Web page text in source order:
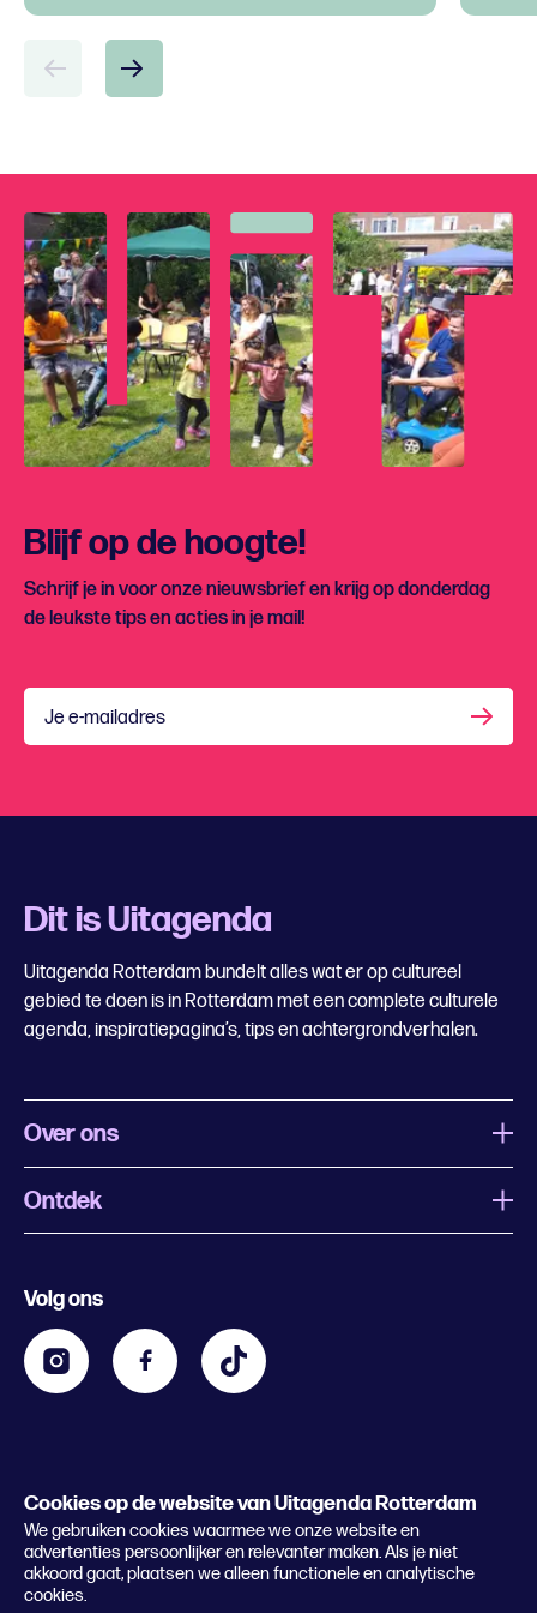
Cookies op de website van Uitagenda Rotterdam
We gebruiken cookies waarmee we onze website en
advertenties persoonlijker en relevanter maken. Als je niet
akkoord gaat, plaatsen we alleen functionele en analytische
cookies.
Blijf op de hoogte!
Schrijf je in voor onze nieuwsbrief en krijg op donderdag
de leukste tips en acties in je mail!
Je e-mailadres
Dit is Uitagenda
Uitagenda Rotterdam bundelt alles wat er op cultureel
gebied te doen is in Rotterdam met een complete culturele
agenda, inspiratiepagina’s, tips en achtergrondverhalen.
Over ons
Wat is Uitagenda Rotterdam
Contact
Zakelijk
Lees het magazine
Ontdek
Kids
Volg ons
© 2026 Rotterdam Festivals